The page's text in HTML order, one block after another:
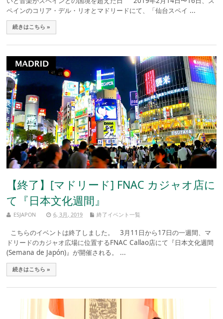
ペインのコリア・デル・リオとマドリードにて、「仙台スペイ ...
続きはこちら »
【終了】[マドリード] FNAC カジャオ店に
て『日本文化週間』
ESJAPON 6, 3月, 2019 終了イベント一覧
こちらのイベントは終了しました。 3月11日から17日の一週間、マ
ドリードのカジャオ広場に位置するFNAC Callao店にて『日本文化週間
(Semana de Japón)』が開催される。 ...
続きはこちら »